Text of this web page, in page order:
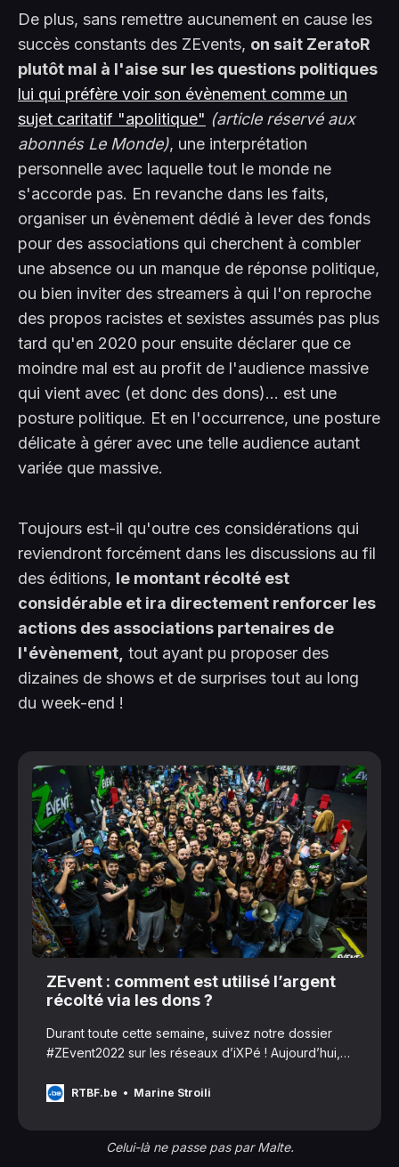
De plus, sans remettre aucunement en cause les
succès constants des ZEvents, on sait ZeratoR
plutôt mal à l'aise sur les questions politiques
lui qui préfère voir son évènement comme un
sujet caritatif "apolitique" (article réservé aux
abonnés Le Monde), une interprétation
personnelle avec laquelle tout le monde ne
s'accorde pas. En revanche dans les faits,
organiser un évènement dédié à lever des fonds
pour des associations qui cherchent à combler
une absence ou un manque de réponse politique,
ou bien inviter des streamers à qui l'on reproche
des propos racistes et sexistes assumés pas plus
tard qu'en 2020 pour ensuite déclarer que ce
moindre mal est au profit de l'audience massive
qui vient avec (et donc des dons)... est une
posture politique. Et en l'occurrence, une posture
délicate à gérer avec une telle audience autant
variée que massive.
Toujours est-il qu'outre ces considérations qui
reviendront forcément dans les discussions au fil
des éditions, le montant récolté est
considérable et ira directement renforcer les
actions des associations partenaires de
l'évènement, tout ayant pu proposer des
dizaines de shows et de surprises tout au long
du week-end !
ZEvent : comment est utilisé l’argent
récolté via les dons ?
Durant toute cette semaine, suivez notre dossier
#ZEvent2022 sur les réseaux d’iXPé ! Aujourd’hui,
RTBF.be Marine Stroili
Celui-là ne passe pas par Malte.